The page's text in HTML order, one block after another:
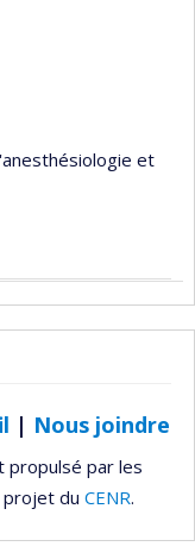
et
| Nous joindre
propulsé par les
du CENR.